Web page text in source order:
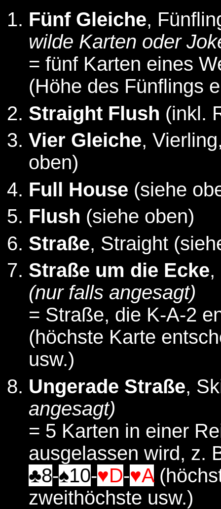
Fünf Gleiche,
wilde Karten oder
= fünf Karten eines
(Höhe des Fünflings
Straight Flush (inkl.
Vier Gleiche,
oben)
Full House (siehe
Flush (siehe oben)
Straße, Straight
Straße um die Ecke,
(nur falls angesagt)
= Straße, die K-A-2
(höchste Karte
usw.)
Ungerade Straße,
angesagt)
= 5 Karten in einer
ausgelassen wird, z.
♣8-♠10-♥D-♥A
zweithöchste usw.)